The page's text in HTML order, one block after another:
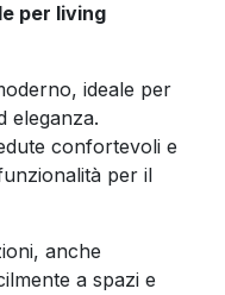
per living
ideale per
eleganza.
confortevoli e
per il
anche
a spazi e